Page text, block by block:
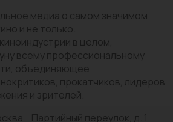
медиа о самом значимом
и не только.
в целом,
всему профессиональному
объединяющее
прокатчиков, лидеров
и зрителей.
Партийный переулок, д. 1,